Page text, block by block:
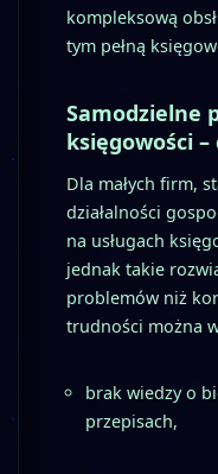
kompleksową
tym pełną
Samodzielne
księgowości –
Dla małych firm,
działalności
na usługach
jednak takie
problemów niż
trudności można
brak wiedzy o
przepisach,